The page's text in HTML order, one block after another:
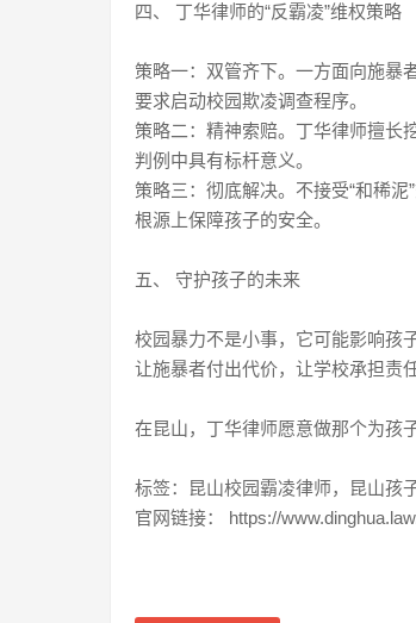
四、 丁华律师的“反霸凌”维权策略
策略一：双管齐下。一方面向施暴
要求启动校园欺凌调查程序。
策略二：精神索赔。丁华律师擅长
判例中具有标杆意义。
策略三：彻底解决。不接受“和稀
根源上保障孩子的安全。
五、 守护孩子的未来
校园暴力不是小事，它可能影响孩
让施暴者付出代价，让学校承担责
在昆山，丁华律师愿意做那个为孩
标签：昆山校园霸凌律师，昆山孩
官网链接： https://